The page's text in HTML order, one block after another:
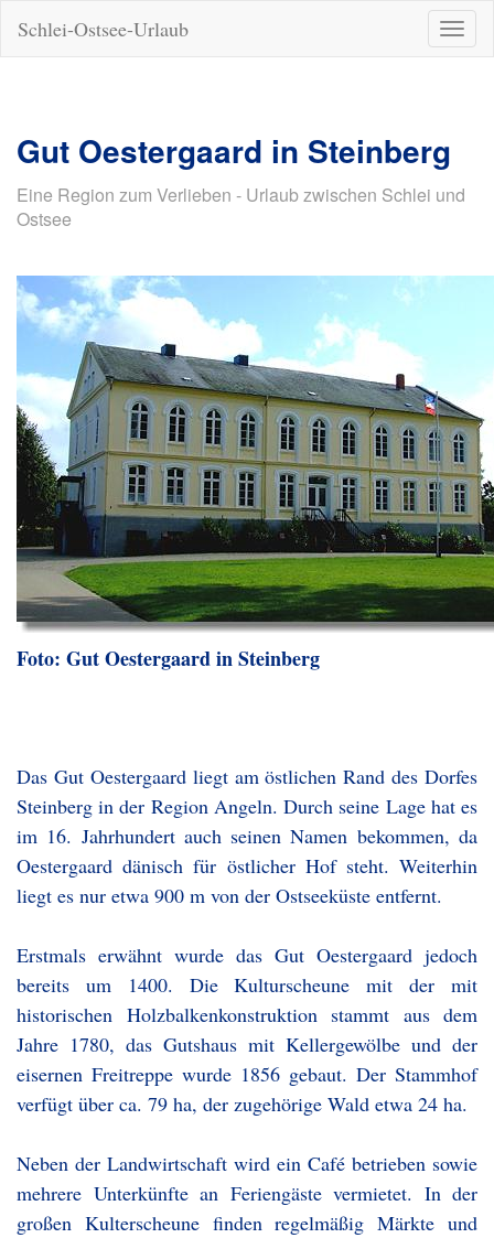
ein-/
Schlei-Ostsee-Urlaub
Gut Oestergaard in Steinberg
Eine Region zum Verlieben - Urlaub zwischen Schlei und
Ostsee
Foto: Gut Oestergaard in Steinberg
Das Gut Oestergaard liegt am östlichen Rand des Dorfes
Steinberg in der Region Angeln. Durch seine Lage hat es
im 16. Jahrhundert auch seinen Namen bekommen, da
Oestergaard dänisch für östlicher Hof steht. Weiterhin
liegt es nur etwa 900 m von der Ostseeküste entfernt.
Erstmals erwähnt wurde das Gut Oestergaard jedoch
bereits um 1400. Die Kulturscheune mit der mit
historischen Holzbalkenkonstruktion stammt aus dem
Jahre 1780, das Gutshaus mit Kellergewölbe und der
eisernen Freitreppe wurde 1856 gebaut. Der Stammhof
verfügt über ca. 79 ha, der zugehörige Wald etwa 24 ha.
Neben der Landwirtschaft wird ein Café betrieben sowie
mehrere Unterkünfte an Feriengäste vermietet. In der
großen Kulterscheune finden regelmäßig Märkte und